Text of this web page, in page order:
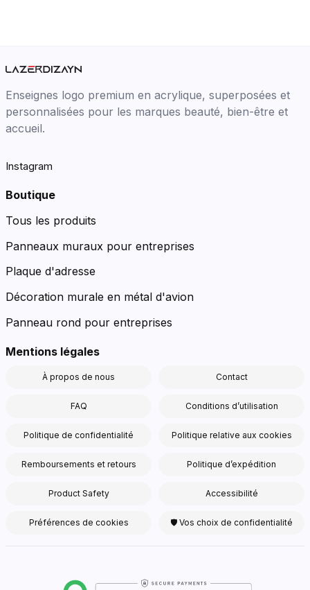
Enseignes logo premium en acrylique, superposées et
personnalisées pour les marques beauté, bien-être et
accueil.
Instagram
Boutique
Tous les produits
Panneaux muraux pour entreprises
Plaque d'adresse
Décoration murale en métal d'avion
Panneau rond pour entreprises
Mentions légales
À propos de nous Contact
FAQ Conditions d’utilisation
Politique de confidentialité Politique relative aux cookies
Remboursements et retours Politique d’expédition
Product Safety Accessibilité
Préférences de cookies 🛡 Vos choix de confidentialité